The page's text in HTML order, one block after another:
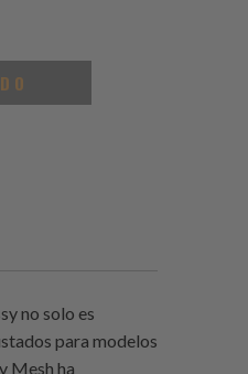
no solo es
para modelos
Mesh ha